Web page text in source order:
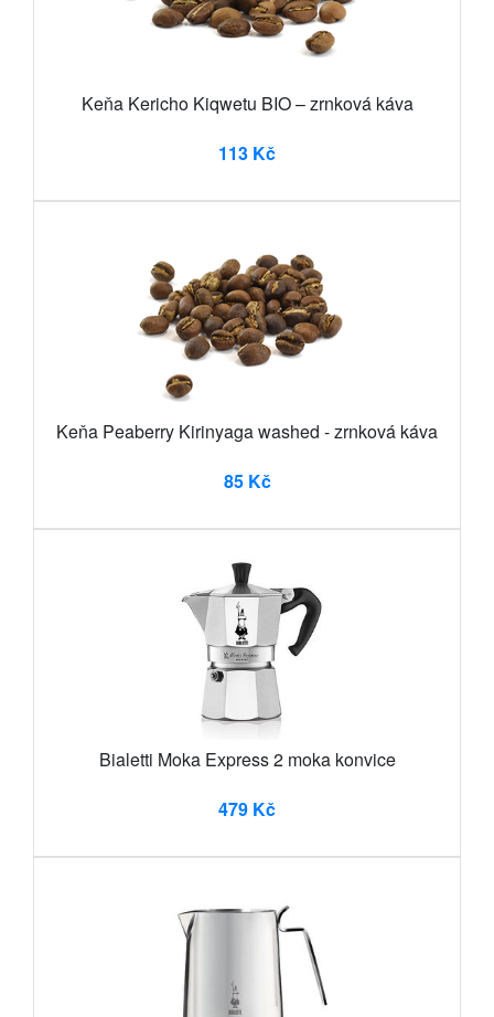
Keňa Kericho Kiqwetu BIO – zrnková káva
113 Kč
Keňa Peaberry Kirinyaga washed - zrnková káva
85 Kč
Bialetti Moka Express 2 moka konvice
479 Kč